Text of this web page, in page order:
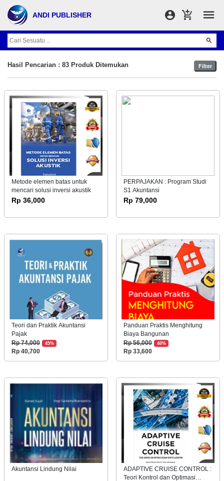
ANDI PUBLISHER
Filter
Hasil Pencarian : 83 Produk Ditemukan
Metode elemen batas untuk
mencari solusi inversi akustik
Rp 36,000
PERPAJAKAN : Program Studi
S1 Akuntansi
Rp 79,000
Teori dan Praktik Akuntansi
Pajak
Rp 74,000
45%
Rp 40,700
Panduan Praktis Menghitung
Biaya Bangunan
Rp 56,000
40%
Rp 33,600
Akuntansi Lindung Nilai
ADAPTIVE CRUISE CONTROL :
Teori Kontrol dan Optimasi